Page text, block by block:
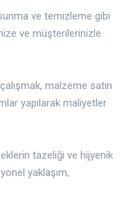
ve temizleme gibi
ve müşterilerinizle
malzeme satın
yapılarak maliyetler
tazeliği ve hijyenik
yaklaşım,